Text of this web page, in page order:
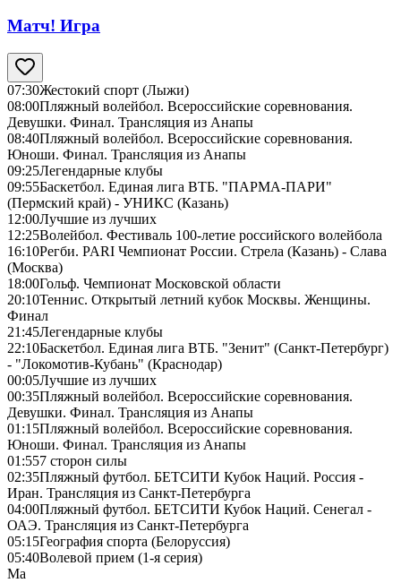
Матч! Игра
07:30Жестокий спорт (Лыжи)
08:00Пляжный волейбол. Всероссийские соревнования.
Девушки. Финал. Трансляция из Анапы
08:40Пляжный волейбол. Всероссийские соревнования.
Юноши. Финал. Трансляция из Анапы
09:25Легендарные клубы
09:55Баскетбол. Единая лига ВТБ. "ПАРМА-ПАРИ"
(Пермский край) - УНИКС (Казань)
12:00Лучшие из лучших
12:25Волейбол. Фестиваль 100-летие российского волейбола
16:10Регби. PARI Чемпионат России. Стрела (Казань) - Слава
(Москва)
18:00Гольф. Чемпионат Московской области
20:10Теннис. Открытый летний кубок Москвы. Женщины.
Финал
21:45Легендарные клубы
22:10Баскетбол. Единая лига ВТБ. "Зенит" (Санкт-Петербург)
- "Локомотив-Кубань" (Краснодар)
00:05Лучшие из лучших
00:35Пляжный волейбол. Всероссийские соревнования.
Девушки. Финал. Трансляция из Анапы
01:15Пляжный волейбол. Всероссийские соревнования.
Юноши. Финал. Трансляция из Анапы
01:557 сторон силы
02:35Пляжный футбол. БЕТСИТИ Кубок Наций. Россия -
Иран. Трансляция из Санкт-Петербурга
04:00Пляжный футбол. БЕТСИТИ Кубок Наций. Сенегал -
ОАЭ. Трансляция из Санкт-Петербурга
05:15География спорта (Белоруссия)
05:40Волевой прием (1-я серия)
Ма